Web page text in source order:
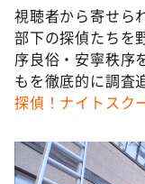
て真剣です
探偵！ナイト
news おかえり
河合＆A.B.C-Z
（news おかえ
DAIGOも台所
本日はダイア
視聴者から寄せら
部下の探偵たちを
序良俗・安寧秩序
もを徹底的に調査
探偵！ナイトスク